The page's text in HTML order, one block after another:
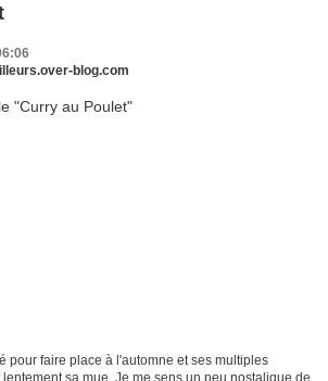
blog.com
pour faire place à l'automne et ses multiples
sa mue. Je me sens un peu nostalique de